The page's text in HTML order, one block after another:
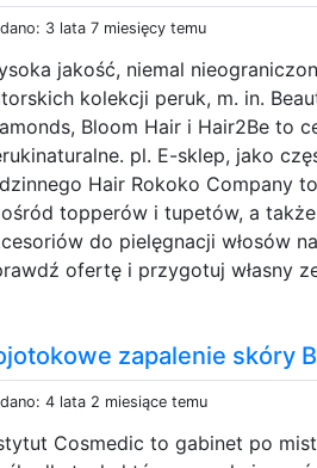
3 lata 7 miesięcy temu
jakość, niemal
kolekcji peruk, m. in.
Bloom Hair i Hair2Be to
pl. E-sklep, jako
Hair Rokoko Company
topperów i tupetów, a
do pielęgnacji włosów
ofertę i przygotuj własny
zapalenie skóry
4 lata 2 miesiące temu
Cosmedic to gabinet po